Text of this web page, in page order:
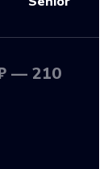
— 210